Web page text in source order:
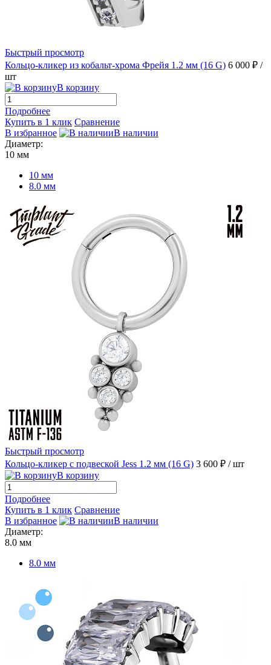
Быстрый просмотр
Кольцо-кликер из кобальт-хрома Фрейя 1.2 мм (16 G) 6 000 ₽ /
шт
В корзину
Подробнее
Купить в 1 клик Сравнение
В избранное
В наличии
Диаметр:
10 мм
10 мм
8.0 мм
Быстрый просмотр
Кольцо-кликер с подвеской Jess 1.2 мм (16 G) 3 600 ₽ / шт
В корзину
Подробнее
Купить в 1 клик Сравнение
В избранное
В наличии
Диаметр:
8.0 мм
8.0 мм